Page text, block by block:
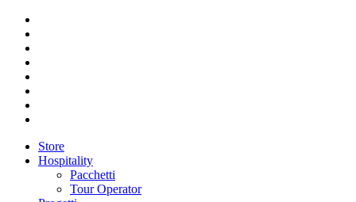
Store
Hospitality
Pacchetti
Tour Operator